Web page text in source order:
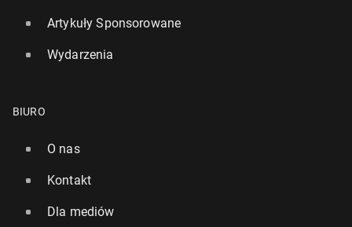
Artykuły Sponsorowane
Wydarzenia
BIURO
O nas
Kontakt
Dla mediów